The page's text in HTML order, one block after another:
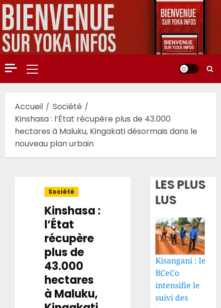
Aller
au
contenu
Menu
principal
Accueil
Société
Kinshasa : l’État récupère plus de 43.000
hectares à Maluku, Kingakati désormais dans le
nouveau plan urbain
Société
Kinshasa :
l’État
récupère
plus de
43.000
hectares
à Maluku,
LES PLUS
LUS
Kisangani : le
BCeCo
intensifie le
suivi des